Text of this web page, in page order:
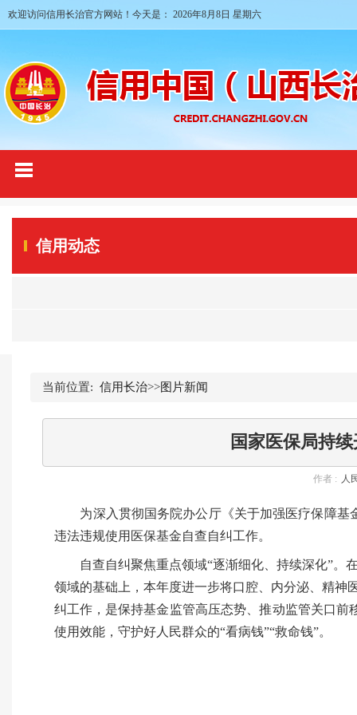
欢迎访问信用长治官方网站！今天是： 2026年8月8日 星期六
信用动态
当前位置: 信用长治>>图片新闻
国家医保局持
作者 : 人
为深入贯彻国务院办公厅《关于加强医疗保障基
违法违规使用医保基金自查自纠工作。
自查自纠聚焦重点领域“逐渐细化、持续深化”。
领域的基础上，本年度进一步将口腔、内分泌、精神
纠工作，是保持基金监管高压态势、推动监管关口
使用效能，守护好人民群众的“看病钱”“救命钱”。